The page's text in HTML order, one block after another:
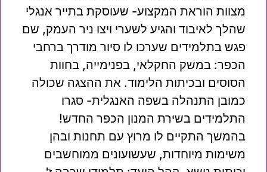
מצוות הוראת המקצוע- שעוסקת בתייר אנגלי
שהלך לאיבוד והגיע לשערי ויצו ניר העמק, שם
פגש בתלמידים שערכו לו סיור מודרך ברחבי
הכפר: במשק החקלאי, בפנימייה, בחוות
הסוסים ובכיתות הלימוד. את ההצגה שכולה
כמובן התנהלה בשפה האנגלית- סגרו
התלמידים בשירת המנון הכפר החדש!
בהמשך התקיים לו מרוץ עם תחנות ובהן
משימות מיוחדות, שעשועונים ממוחשבים